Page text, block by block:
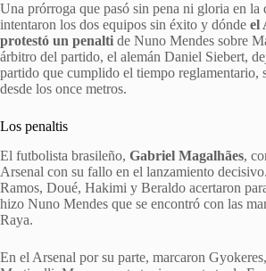
Una prórroga que pasó sin pena ni gloria en la
intentaron los dos equipos sin éxito y dónde el
protestó un penalti de Nuno Mendes sobre
árbitro del partido, el alemán Daniel Siebert,
partido que cumplido el tiempo reglamentario,
desde los once metros.
Los penaltis
El futbolista brasileño, Gabriel Magalhães,
Arsenal con su fallo en el lanzamiento
Ramos, Doué, Hakimi y Beraldo acertaron
hizo Nuno Mendes que se encontró con las
Raya.
En el Arsenal por su parte, marcaron